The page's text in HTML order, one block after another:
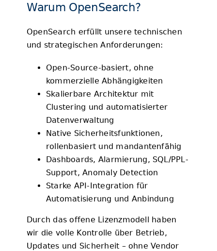
Warum OpenSearch?
OpenSearch erfüllt unsere technischen
und strategischen Anforderungen:
Open-Source-basiert, ohne
kommerzielle Abhängigkeiten
Skalierbare Architektur mit
Clustering und automatisierter
Datenverwaltung
Native Sicherheitsfunktionen,
rollenbasiert und mandantenfähig
Dashboards, Alarmierung, SQL/PPL-
Support, Anomaly Detection
Starke API-Integration für
Automatisierung und Anbindung
Durch das offene Lizenzmodell haben
wir die volle Kontrolle über Betrieb,
Updates und Sicherheit – ohne Vendor